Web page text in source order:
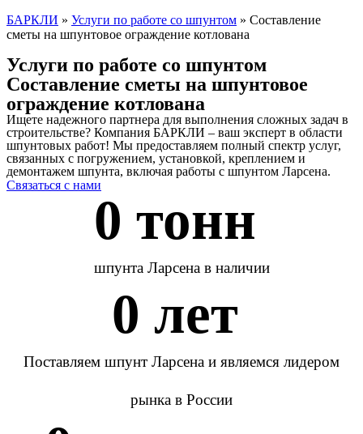
БАРКЛИ » Услуги по работе со шпунтом » Составление
сметы на шпунтовое ограждение котлована
Услуги по работе со шпунтом
Составление сметы на шпунтовое
ограждение котлована
Ищете надежного партнера для выполнения сложных задач в
строительстве? Компания БАРКЛИ – ваш эксперт в области
шпунтовых работ! Мы предоставляем полный спектр услуг,
связанных с погружением, установкой, креплением и
демонтажем шпунта, включая работы с шпунтом Ларсена.
Связаться с нами
0 тонн
шпунта Ларсена в наличии
0 лет
Поставляем шпунт Ларсена и являемся лидером
рынка в России